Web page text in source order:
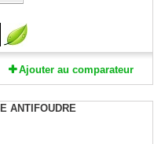
Ajouter au comparateur
ANTIFOUDRE